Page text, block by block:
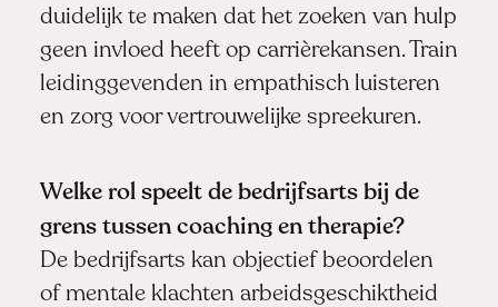
duidelijk te maken dat het zoeken van hulp
geen invloed heeft op carrièrekansen. Train
leidinggevenden in empathisch luisteren
en zorg voor vertrouwelijke spreekuren.
Welke rol speelt de bedrijfsarts bij de
grens tussen coaching en therapie?
De bedrijfsarts kan objectief beoordelen
of mentale klachten arbeidsgeschiktheid